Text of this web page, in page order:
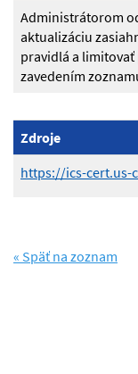
Administrátorom
aktualizáciu
pravidlá a
zavedením
Zdroje
https://ics-cert.us-
« Späť na zoznam